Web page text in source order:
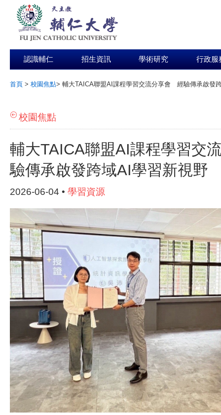
認識輔仁 招生資訊 學術研究 行政服
首頁 > 校園焦點> 輔大TAICA聯盟AI課程學習交流分享會 經驗傳承啟發
校園焦點
輔大TAICA聯盟AI課程學習交
驗傳承啟發跨域AI學習新視野
2026-06-04 • 學習資源